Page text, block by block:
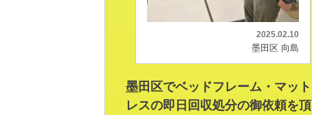
2025.02.10
墨田区 向島
墨田区でベッドフレーム・マット
レスの即日回収処分の御依頼を頂